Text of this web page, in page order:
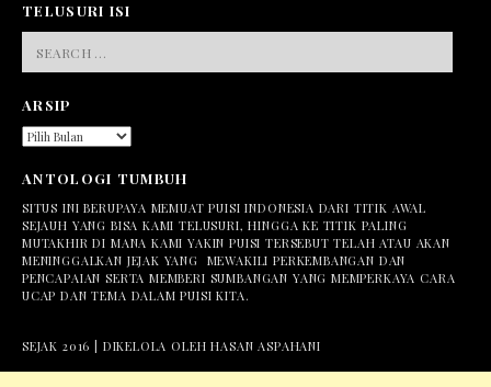
TELUSURI ISI
FOR:
ARSIP
ARSIP
ANTOLOGI TUMBUH
SITUS INI BERUPAYA MEMUAT PUISI INDONESIA DARI TITIK AWAL
SEJAUH YANG BISA KAMI TELUSURI, HINGGA KE TITIK PALING
MUTAKHIR DI MANA KAMI YAKIN PUISI TERSEBUT TELAH ATAU AKAN
MENINGGALKAN JEJAK YANG MEWAKILI PERKEMBANGAN DAN
PENCAPAIAN SERTA MEMBERI SUMBANGAN YANG MEMPERKAYA CARA
UCAP DAN TEMA DALAM PUISI KITA.
SEJAK 2016 | DIKELOLA OLEH HASAN ASPAHANI